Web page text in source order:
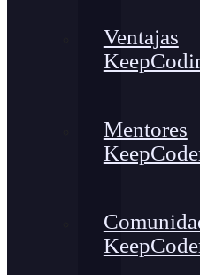
Ventajas
Mentores